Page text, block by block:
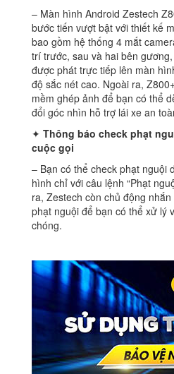
– Màn hình Android Zestech
bước tiến vượt bật với thiết kế
bao gồm hệ thống 4 mắt
trí trước, sau và hai bên
được phát trực tiếp lên màn
độ sắc nét cao. Ngoài ra,
mềm ghép ảnh để bạn có thể
đổi góc nhìn hỗ trợ lái xe an
✦ Thông báo check phạt
cuộc gọi
– Bạn có thể check phạt nguội
hình chỉ với câu lệnh “Phạt
ra, Zestech còn chủ động
phạt nguội để bạn có thể xử lý
chóng.